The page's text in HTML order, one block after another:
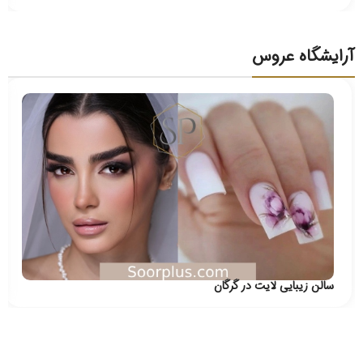
آرایشگاه عروس
سالن زیبایی لایت در گرگان